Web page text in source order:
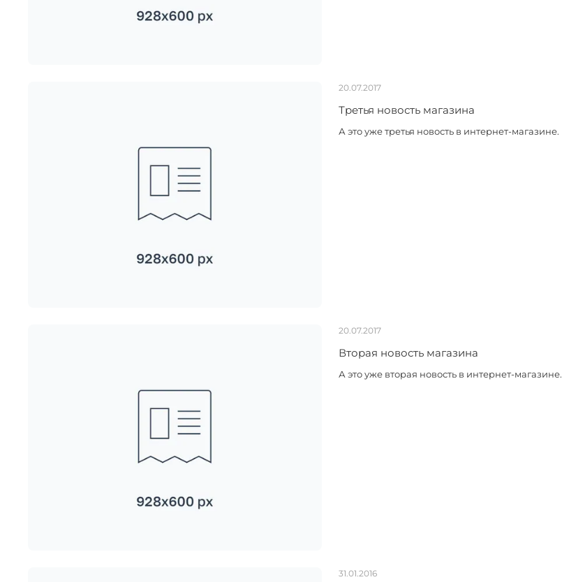
Третья новость магазина
А это уже третья новость в интернет-магазине.
20.07.2017
Вторая новость магазина
А это уже вторая новость в интернет-магазине.
20.07.2017
31.01.2016